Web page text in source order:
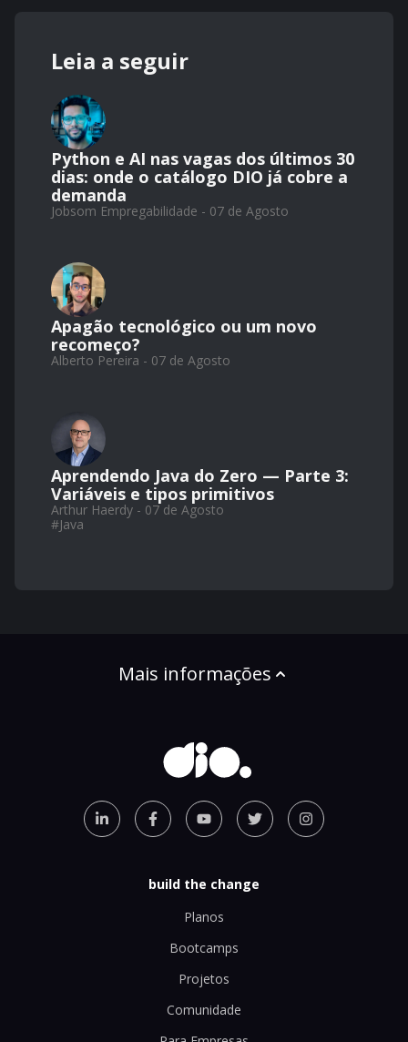
Leia a seguir
Python e AI nas vagas dos últimos 30
dias: onde o catálogo DIO já cobre a
demanda
Jobsom Empregabilidade - 07 de Agosto
Apagão tecnológico ou um novo
recomeço?
Alberto Pereira - 07 de Agosto
Aprendendo Java do Zero — Parte 3:
Variáveis e tipos primitivos
Arthur Haerdy - 07 de Agosto
#Java
Mais informações
build the change
Planos
Bootcamps
Projetos
Comunidade